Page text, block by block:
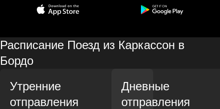
Расписание Поезд из Каркассон в
Бордо
Утренние
отправления
Дневные
отправления